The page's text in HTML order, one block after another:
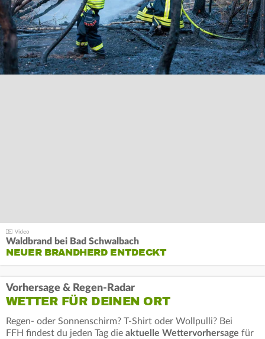
Waldbrand bei Bad Schwalbach
NEUER BRANDHERD ENTDECKT
Vorhersage & Regen-Radar
WETTER FÜR DEINEN ORT
Regen- oder Sonnenschirm? T-Shirt oder Wollpulli? Bei
FFH findest du jeden Tag die aktuelle Wettervorhersage für